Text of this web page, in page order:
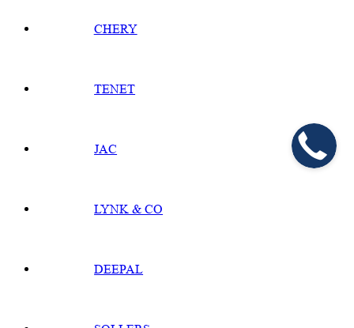
CHERY
TENET
JAC
LYNK & CO
DEEPAL